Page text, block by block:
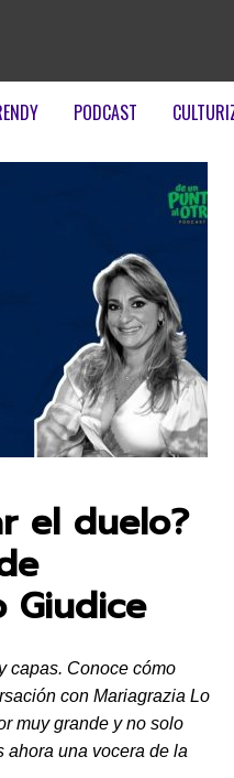
PODCAST
el duelo?
Giudice
capas. Conoce cómo
con Mariagrazia Lo
muy grande y no solo
ahora una vocera de la